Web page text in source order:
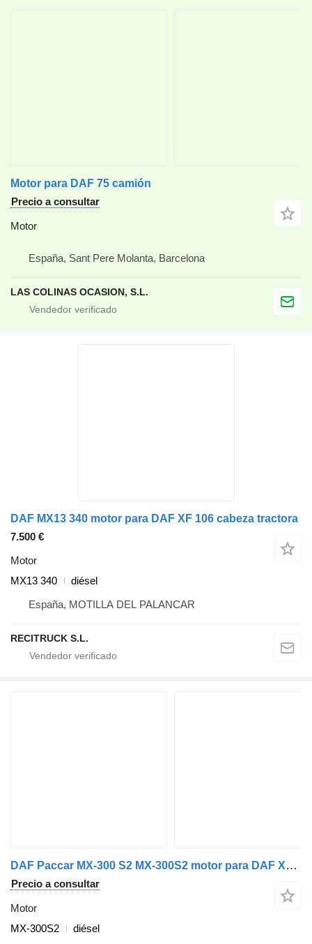
Motor para DAF 75 camión
Precio a consultar
Motor
España, Sant Pere Molanta, Barcelona
LAS COLINAS OCASION, S.L.
DAF MX13 340 motor para DAF XF 106 cabeza tractora
7.500 €
Motor
MX13 340
diésel
España, MOTILLA DEL PALANCAR
RECITRUCK S.L.
DAF Paccar MX-300 S2 MX-300S2 motor para DAF XF105, CF85
Precio a consultar
Motor
MX-300S2
diésel